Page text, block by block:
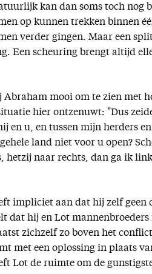
kan dan soms toch nog
op kunnen trekken binnen
verder gingen. Maar een
Een scheuring brengt altijd
Abraham mooi om te zien met
hier ontzenuwt: "Dus
en u, en tussen mijn herders
land niet voor u open?
hetzij naar rechts, dan ga ik
impliciet aan dat hij zelf geen
dat hij en Lot mannenbroeders
zichzelf zo boven het
met een oplossing in plaats
Lot de ruimte om de